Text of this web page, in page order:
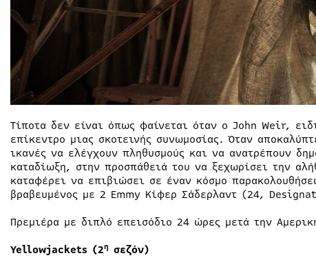
Τίποτα δεν είναι όπως φαίνεται όταν ο John Weir,
επίκεντρο μιας σκοτεινής συνωμοσίας. Όταν
ικανές να ελέγχουν πληθυσμούς και να ανατρέπουν
καταδίωξη, στην προσπάθειά του να ξεχωρίσει την
καταφέρει να επιβιώσει σε έναν κόσμο
βραβευμένος με 2 Εmmy Κίφερ Σάδερλαντ (24,
Πρεμιέρα με διπλό επεισόδιο 24 ώρες μετά την
Yellowjackets (2η σεζόν)